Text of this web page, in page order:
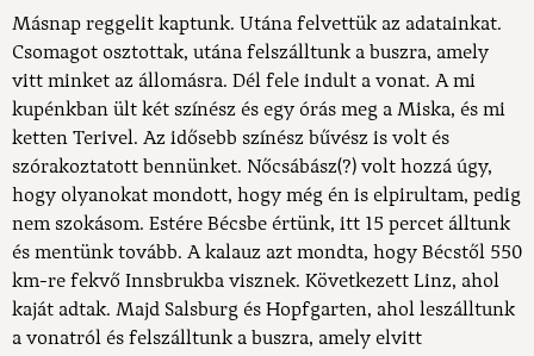
Másnap reggelit kaptunk. Utána felvettük az adatainkat.
Csomagot osztottak, utána felszálltunk a buszra, amely
vitt minket az állomásra. Dél fele indult a vonat. A mi
kupénkban ült két színész és egy órás meg a Miska, és mi
ketten Terivel. Az idősebb színész bűvész is volt és
szórakoztatott bennünket. Nőcsábász(?) volt hozzá úgy,
hogy olyanokat mondott, hogy még én is elpirultam, pedig
nem szokásom. Estére Bécsbe értünk, itt 15 percet álltunk
és mentünk tovább. A kalauz azt mondta, hogy Bécstől 550
km-re fekvő Innsbrukba visznek. Következett Linz, ahol
kaját adtak. Majd Salsburg és Hopfgarten, ahol leszálltunk
a vonatról és felszálltunk a buszra, amely elvitt